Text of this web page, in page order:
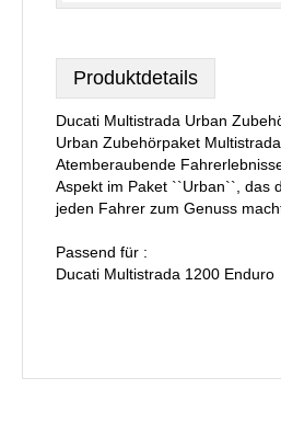
Produktdetails
Ducati Multistrada Urban
Urban Zubehörpaket
Atemberaubende
Aspekt im Paket ``Urban``, das
jeden Fahrer zum Genuss
Passend für :
Ducati Multistrada 1200 Enduro